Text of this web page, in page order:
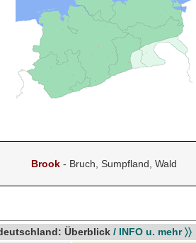
Brook - Bruch, Sumpfland, Wald
Überblick / INFO u. mehr 〉〉